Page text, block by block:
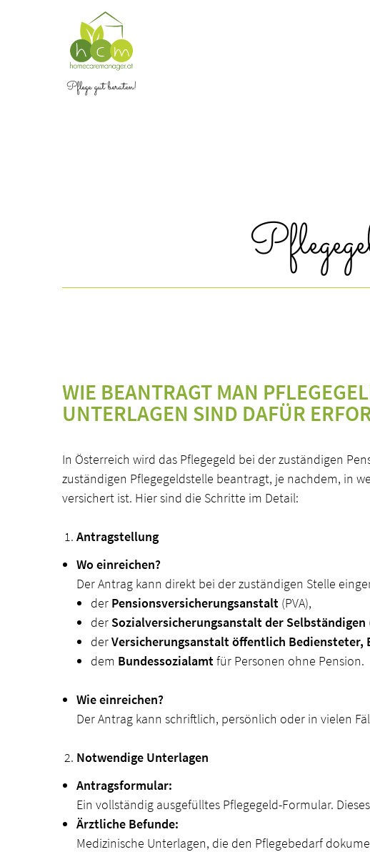
Pflege gut beraten!
WIE BEANTRAGT MAN
UNTERLAGEN SIND DAFÜR
In Österreich wird das Pflegegeld bei der zuständigen
zuständigen Pflegegeldstelle beantragt, je nachdem, in
versichert ist. Hier sind die Schritte im Detail:
Antragstellung
Wo einreichen?
Der Antrag kann direkt bei der zuständigen Stelle
der Pensionsversicherungsanstalt (PVA),
der Sozialversicherungsanstalt der Selbständigen
derVersicherungsanstalt öffentlich Bediensteter,
dem Bundessozialamtfür Personen ohne Pension.
Wie einreichen?
Der Antrag kann schriftlich, persönlich oder in vielen
Notwendige Unterlagen
Antragsformular:
Ein vollständig ausgefülltes Pflegegeld-Formular.
Ärztliche Befunde:
Medizinische Unterlagen, die den Pflegebedarf